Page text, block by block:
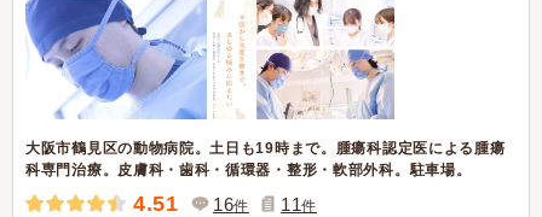
大阪市鶴見区の動物病院。土日も19時まで。腫瘍科認定医による腫瘍
科専門治療。皮膚科・歯科・循環器・整形・軟部外科。駐車場。
4.51 16件 11件